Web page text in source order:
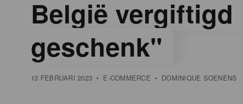
België vergiftigd
geschenk"
13 FEBRUARI 2023 • E-COMMERCE • DOMINIQUE SOENENS